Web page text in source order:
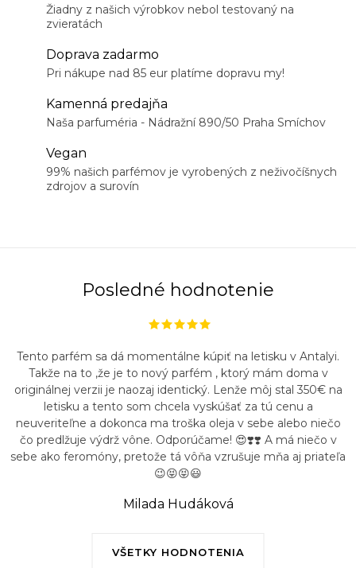
Žiadny z našich výrobkov nebol testovaný na
zvieratách
Doprava zadarmo
Pri nákupe nad 85 eur platíme dopravu my!
Kamenná predajňa
Naša parfuméria - Nádražní 890/50 Praha Smíchov
Vegan
99% našich parfémov je vyrobených z neživočíšnych
zdrojov a surovín
Posledné hodnotenie
VŠETKY HODNOTENIA
Tento parfém sa dá momentálne kúpiť na letisku v Antalyi.
Takže na to ,že je to nový parfém , ktorý mám doma v
originálnej verzii je naozaj identický. Lenže môj stal 350€ na
letisku a tento som chcela vyskúšať za tú cenu a
neuveriteľne a dokonca ma troška oleja v sebe alebo niečo
čo predlžuje výdrž vône. Odporúčame! 😍❣️❣️ A má niečo v
sebe ako feromóny, pretože tá vôňa vzrušuje mňa aj priateľa
😉😝😝😃
Milada Hudáková